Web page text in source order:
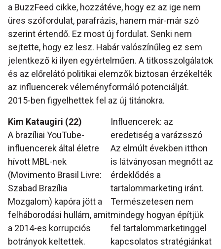
a BuzzFeed cikke, hozzátéve, hogy ez az ige nem
üres szófordulat, parafrázis, hanem már-már szó
szerint értendő. Ez most új fordulat. Senki nem
sejtette, hogy ez lesz. Habár valószínűleg ez sem
jelentkező ki ilyen egyértelműen. A titkosszolgálatok
és az előrelátó politikai elemzők biztosan érzékelték
az influencerek véleményformáló potenciálját.
2015-ben figyelhettek fel az új titánokra.
Influencerek: az
eredetiség a varázsszó
Az elmúlt években itthon
is látványosan megnőtt az
érdeklődés a
tartalommarketing iránt.
Természetesen nem
mindegy hogyan építjük
fel tartalommarketinggel
kapcsolatos stratégiánkat
Kim Kataugiri (22)
A brazíliai YouTube-
influencerek által életre
hívott MBL-nek
(Movimento Brasil Livre:
Szabad Brazília
Mozgalom) kapóra jött a
felháborodási hullám, amit
a 2014-es korrupciós
botrányok keltettek.